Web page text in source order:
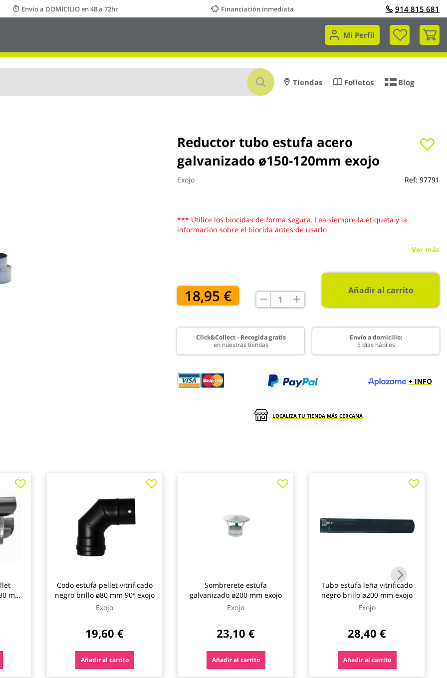
Envío a DOMICILIO en 48 a 72hr Financiación inmediata 914 815 681
Mi Perfil
Mi
Buscar
Tiendas Folletos Blog
Reductor tubo estufa acero
galvanizado ø150-120mm exojo
Exojo Ref: 97791
*** Utilice los biocidas de forma segura. Lea siempre la etiqueta y la
informacion sobre el biocida antes de usarlo
Ver más
18,95 € Añadir al carrito
Click&Collect - Recogida gratis
en nuestras tiendas
Envío a domicilio:
5 días hábiles
+ INFO
LOCALIZA TU TIENDA MÁS CERCANA
mm
Codo estufa pellet vitrificado
negro brillo ø80 mm 90º exojo
Exojo
19,60 €
Añadir al carrito
Sombrerete estufa
galvanizado ø200 mm exojo
Exojo
23,10 €
Añadir al carrito
Tubo estufa leña vitrificado
negro brillo ø200 mm exojo
Exojo
28,40 €
Añadir al carrito